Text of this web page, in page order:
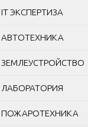
IT ЭКСПЕРТИЗА
АВТОТЕХНИКА
ЗЕМЛЕУСТРОЙСТВО
ЛАБОРАТОРИЯ
ПОЖАРОТЕХНИКА